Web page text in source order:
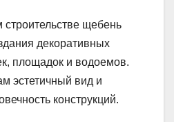
щебень
декоративных
площадок и водоемов.
эстетичный вид и
конструкций.